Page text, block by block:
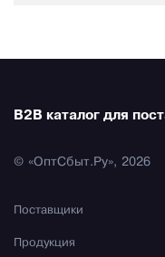
B2B каталог для
© «ОптСбыт.Ру», 2026
Поставщики
Продукция